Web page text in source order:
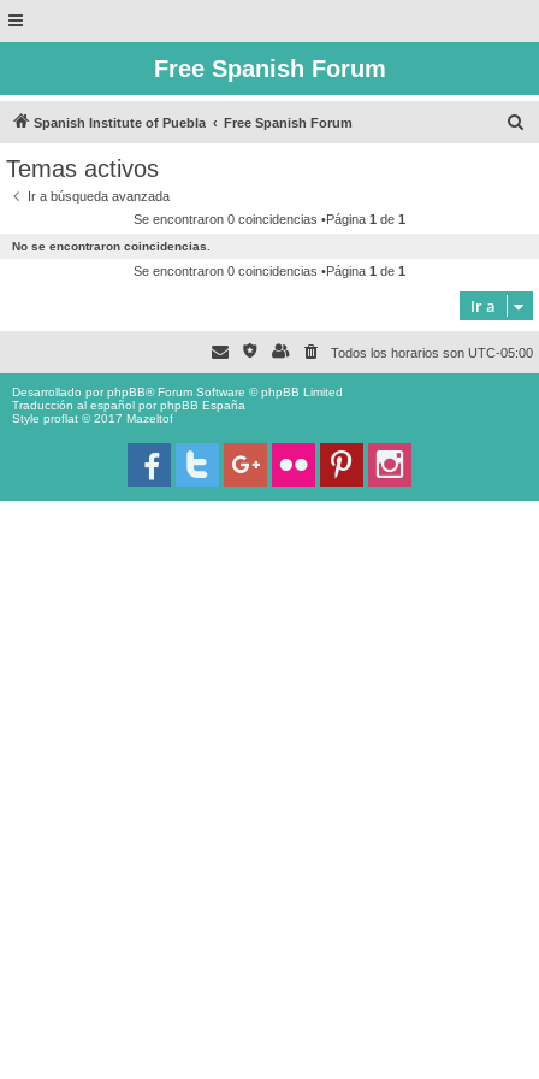
Free Spanish Forum
Spanish Institute of Puebla Free Spanish Forum
Temas activos
Ir a búsqueda avanzada
Se encontraron 0 coincidencias •Página 1 de 1
No se encontraron coincidencias.
Se encontraron 0 coincidencias •Página 1 de 1
Ir a
Todos los horarios son UTC-05:00
Desarrollado porphpBB® Forum Software © phpBB Limited
Traducción al español porphpBB España
Style proflat © 2017 Mazeltof